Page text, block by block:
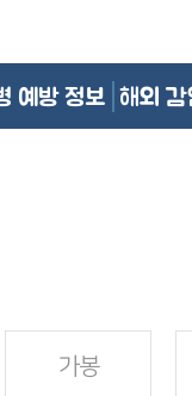
예방 정보 해외 감
가봉